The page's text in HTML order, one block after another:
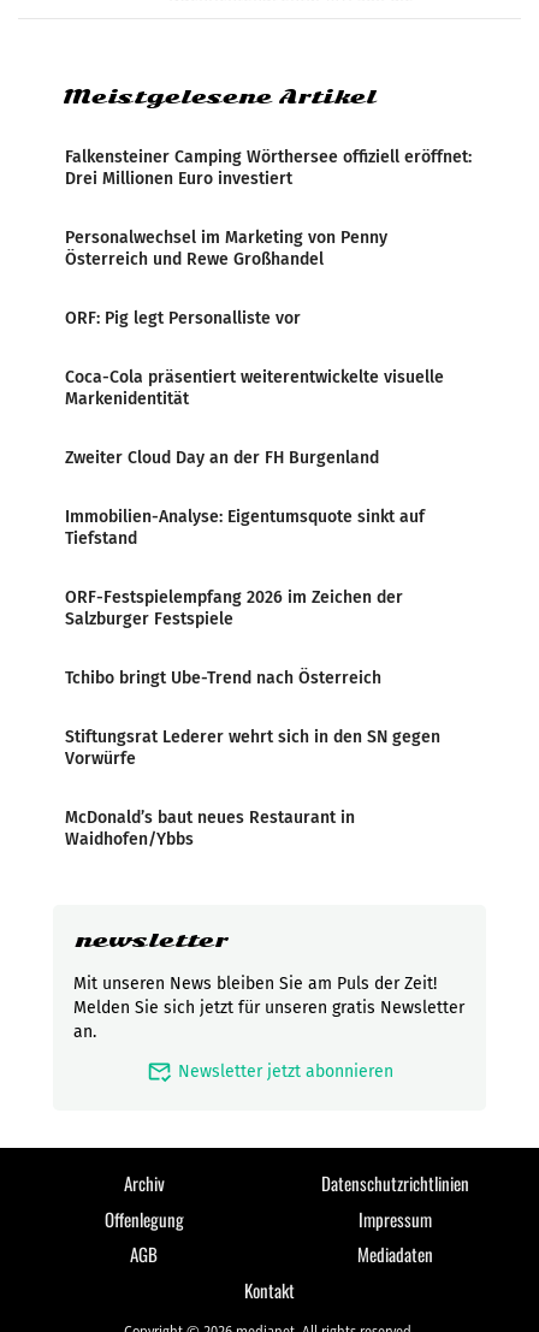
systematische Nachrichten-Manipulation und
Meistgelesene Artikel
Falkensteiner Camping Wörthersee offiziell eröffnet:
Drei Millionen Euro investiert
Personalwechsel im Marketing von Penny
Österreich und Rewe Großhandel
ORF: Pig legt Personalliste vor
Coca-Cola präsentiert weiterentwickelte visuelle
Markenidentität
Zweiter Cloud Day an der FH Burgenland
Immobilien-Analyse: Eigentumsquote sinkt auf
Tiefstand
ORF-Festspielempfang 2026 im Zeichen der
Salzburger Festspiele
Tchibo bringt Ube-Trend nach Österreich
Stiftungsrat Lederer wehrt sich in den SN gegen
Vorwürfe
McDonald’s baut neues Restaurant in
Waidhofen/Ybbs
newsletter
Mit unseren News bleiben Sie am Puls der Zeit!
Melden Sie sich jetzt für unseren gratis Newsletter
an.
mark_email_read Newsletter jetzt abonnieren
Archiv
Datenschutzrichtlinien
Offenlegung
Impressum
AGB
Mediadaten
Kontakt